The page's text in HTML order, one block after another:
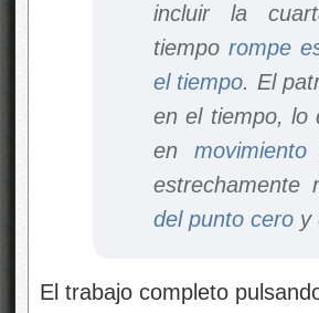
incluir la
tiemporompe
el tiempo. El
en el tiempo, lo
en movimiento
del punto cero y
El trabajo completo